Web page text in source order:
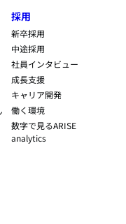
採用
新卒採用
中途採用
社員インタビュー
成長支援
キャリア開発
働く環境
数字で見るARISE
analytics